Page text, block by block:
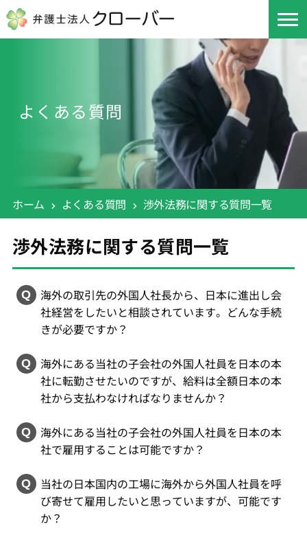
よくある質問
ホーム よくある質問 渉外法務に関する質問一覧
渉外法務に関する質問一覧
海外の取引先の外国人社長から、日本に進出し会
社経営をしたいと相談されています。どんな手続
きが必要ですか？
海外にある当社の子会社の外国人社員を日本の本
社に転勤させたいのですが、給料は全額日本の本
社から支払わなければなりませんか？
海外にある当社の子会社の外国人社員を日本の本
社で雇用することは可能ですか？
当社の日本国内の工場に海外から外国人社員を呼
び寄せて雇用したいと思っていますが、可能です
か？